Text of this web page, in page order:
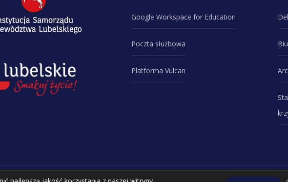
Google Workspace for Education
Poczta służbowa
Platforma Vulcan